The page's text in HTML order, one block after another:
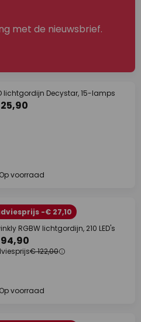
met de nieuwsbrief.
lichtgordijn Decystar, 15-lamps
Op voorraad
-€ 27,10
RGBW lichtgordijn, 210 LED's
€ 122,00
Op voorraad